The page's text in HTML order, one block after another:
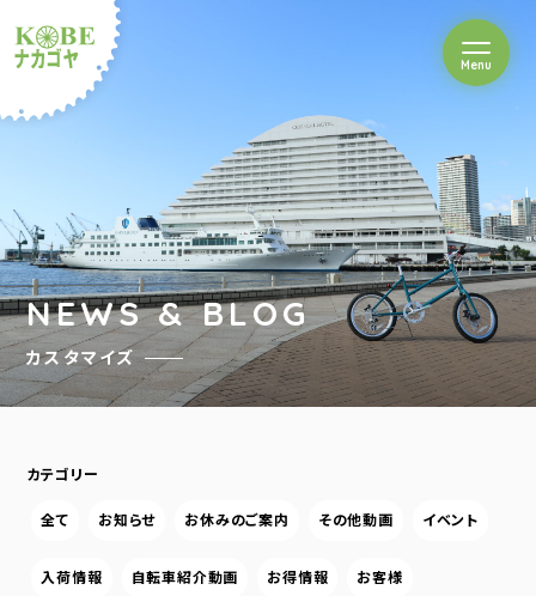
ルショップナカゴヤ
Menuを開閉
NEWS & BLOG
カスタマイズ
カテゴリー
全て お知らせ お休みのご案内 その他動画 イベント
入荷情報 自転車紹介動画 お得情報 お客様